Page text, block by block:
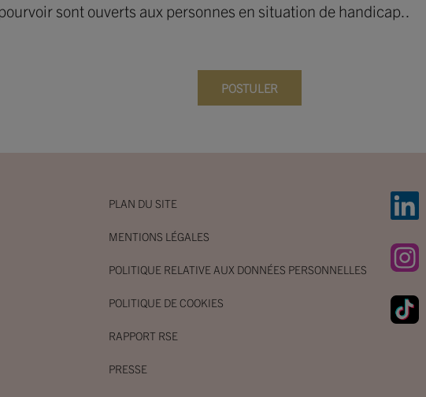
sont ouverts aux personnes en situation de handicap..
POSTULER
PLAN DU SITE
MENTIONS LÉGALES
POLITIQUE RELATIVE AUX DONNÉES PERSONNELLES
POLITIQUE DE COOKIES
RAPPORT RSE
PRESSE